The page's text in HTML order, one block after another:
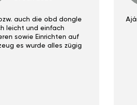
auch die obd dongle
leicht und einfach
sowie Einrichten auf
es wurde alles zügig